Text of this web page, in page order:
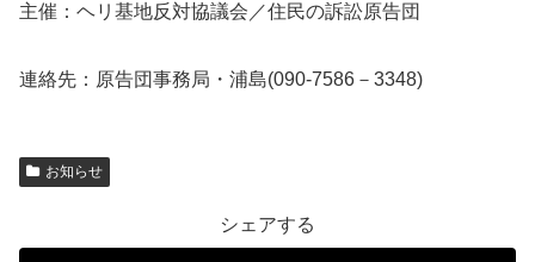
主催：ヘリ基地反対協議会／住民の訴訟原告団
連絡先：原告団事務局・浦島(090-7586－3348)
お知らせ
シェアする